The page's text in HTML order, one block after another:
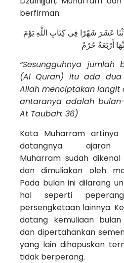
berfirman:
عَشَرَ شَهْرًا فِي كِتَابِ اللَّهِ يَوْمَ
أَرْبَعَةٌ حُرُمٌ
“Sesungguhnya
(Al Quran) itu ada
Allah menciptakan langit
antaranya adalah
At Taubah: 36)
Kata Muharram artinya
datangnya
Muharram sudah
dan dimuliakan oleh
Pada bulan ini dilarang
hal seperti
persengketaan lainnya.
datang kemuliaan
dan dipertahankan
yang lain dihapuskan
tidak berperang.